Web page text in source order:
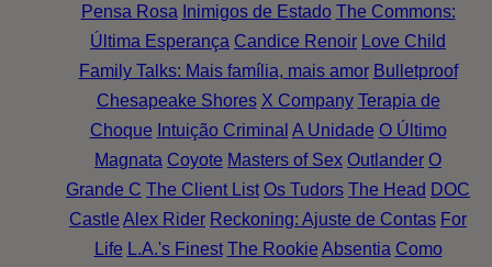
Pensa Rosa Inimigos de Estado The Commons:
Última Esperança Candice Renoir Love Child
Family Talks: Mais família, mais amor Bulletproof
Chesapeake Shores X Company Terapia de
Choque Intuição Criminal A Unidade O Último
Magnata Coyote Masters of Sex Outlander O
Grande C The Client List Os Tudors The Head DOC
Castle Alex Rider Reckoning: Ajuste de Contas For
Life L.A.'s Finest The Rookie Absentia Como